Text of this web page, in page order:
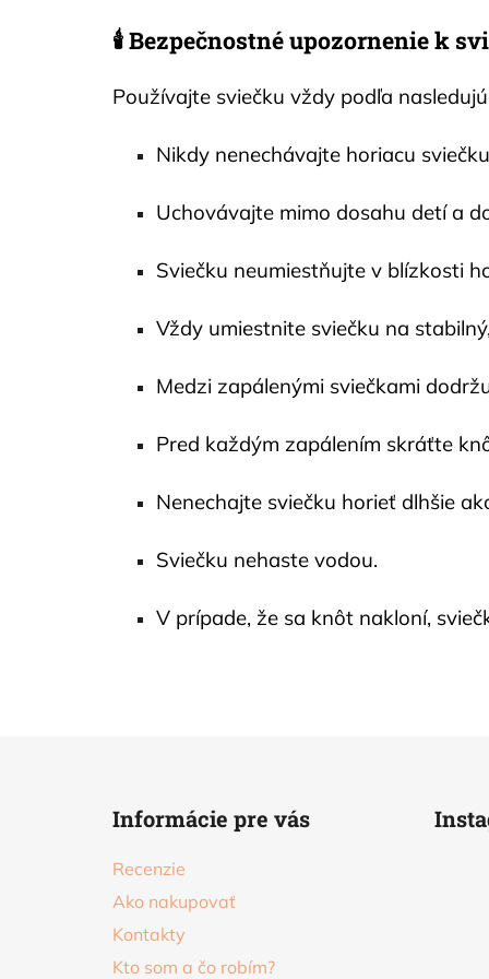
🕯️ Bezpečnostné upozornenie k
Používajte sviečku vždy podľa
Nikdy nenechávajte horiacu
Uchovávajte mimo dosahu detí a
Sviečku neumiestňujte v blízkosti
Vždy umiestnite sviečku na
Medzi zapálenými sviečkami
Pred každým zapálením skráťte
Nenechajte sviečku horieť dlhšie
Sviečku nehaste vodou.
V prípade, že sa knôt nakloní,
Informácie pre vás
Recenzie
Ako nakupovať
Kontakty
Kto som a čo robím?